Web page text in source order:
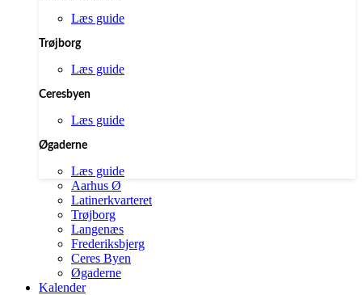
Læs guide
Trøjborg
Læs guide
Ceresbyen
Læs guide
Øgaderne
Læs guide
Aarhus Ø
Latinerkvarteret
Trøjborg
Langenæs
Frederiksbjerg
Ceres Byen
Øgaderne
Kalender